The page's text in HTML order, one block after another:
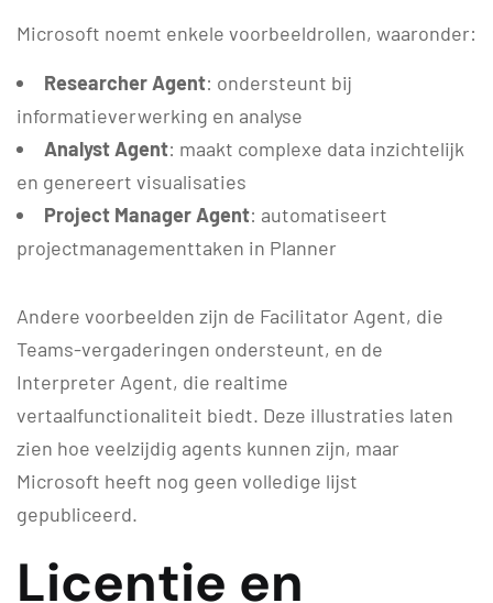
Microsoft noemt enkele voorbeeldrollen, waaronder:
Researcher Agent: ondersteunt bij
informatieverwerking en analyse
Analyst Agent: maakt complexe data inzichtelijk
en genereert visualisaties
Project Manager Agent: automatiseert
projectmanagementtaken in Planner
Andere voorbeelden zijn de Facilitator Agent, die
Teams-vergaderingen ondersteunt, en de
Interpreter Agent, die realtime
vertaalfunctionaliteit biedt. Deze illustraties laten
zien hoe veelzijdig agents kunnen zijn, maar
Microsoft heeft nog geen volledige lijst
gepubliceerd.
Licentie en